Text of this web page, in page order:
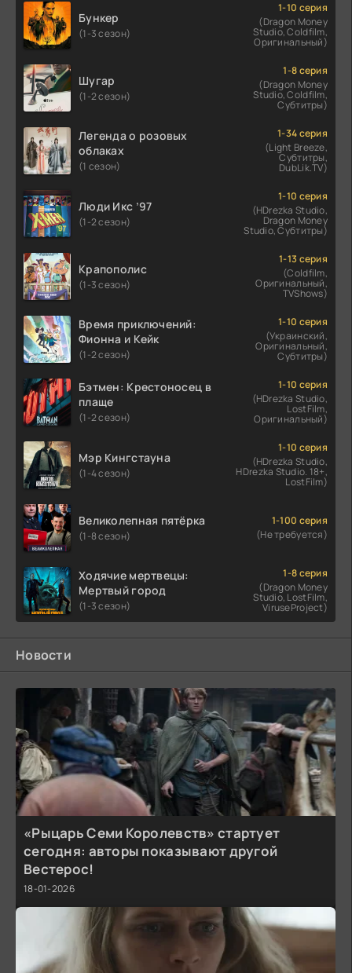
Бункер
(1-3 сезон)
1-10 серия
(Dragon Money
Studio, Coldfilm,
Оригинальный)
Шугар
(1-2 сезон)
1-8 серия
(Dragon Money
Studio, Coldfilm,
Субтитры)
Легенда о розовых
облаках
(1 сезон)
1-34 серия
(Light Breeze,
Субтитры,
DubLik.TV)
Люди Икс ’97
(1-2 сезон)
1-10 серия
(HDrezka Studio,
Dragon Money
Studio, Субтитры)
Крапополис
(1-3 сезон)
1-13 серия
(Coldfilm,
Оригинальный,
TVShows)
Время приключений:
Фионна и Кейк
(1-2 сезон)
1-10 серия
(Украинский,
Оригинальный,
Субтитры)
Бэтмен: Крестоносец в
плаще
(1-2 сезон)
1-10 серия
(HDrezka Studio,
LostFilm,
Оригинальный)
Мэр Кингстауна
(1-4 сезон)
1-10 серия
(HDrezka Studio,
HDrezka Studio. 18+,
LostFilm)
Великолепная пятёрка
(1-8 сезон)
1-100 серия
(Не требуется)
Ходячие мертвецы:
Мертвый город
(1-3 сезон)
1-8 серия
(Dragon Money
Studio, LostFilm,
ViruseProject)
Новости
«Рыцарь Семи Королевств» стартует
сегодня: авторы показывают другой
Вестерос!
18-01-2026